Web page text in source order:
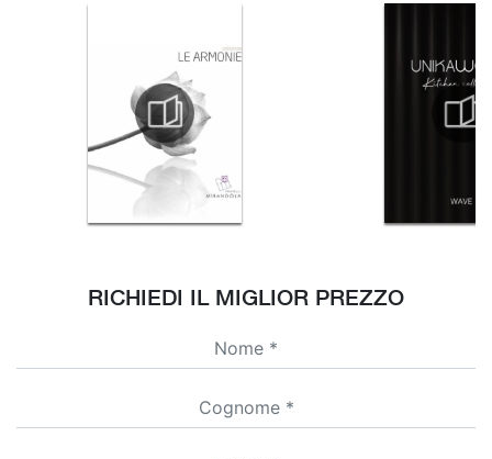
RICHIEDI IL MIGLIOR PREZZO